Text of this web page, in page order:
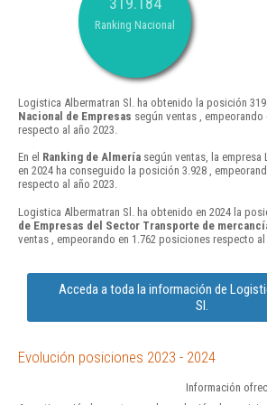
Ranking Nacional
Logistica Albermatran Sl. ha obtenido la posición
Nacional de Empresas según ventas ,
respecto al año 2023.
En el Ranking de Almería según ventas, la
en 2024 ha conseguido la posición 3.928 ,
respecto al año 2023.
Logistica Albermatran Sl. ha obtenido en 2024 la
de Empresas del Sector Transporte de
ventas , empeorando en 1.762 posiciones respecto al
Acceda a toda la información de
Sl.
Evolución posiciones 2023 - 2024
Información